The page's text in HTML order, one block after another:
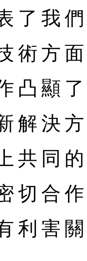
了我
術方
凸顯
解決
共同
切合
利害